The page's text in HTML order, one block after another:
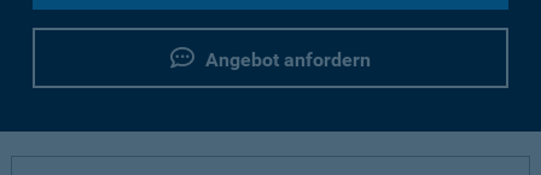
Angebot anfordern